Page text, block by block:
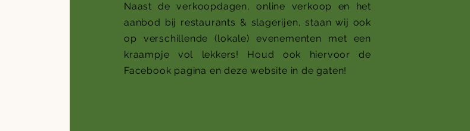
Naast de verkoopdagen, online verkoop en het
aanbod bij restaurants & slagerijen, staan wij ook
op verschillende (lokale) evenementen met een
kraampje vol lekkers! Houd ook hiervoor de
Facebook pagina en deze website in de gaten!